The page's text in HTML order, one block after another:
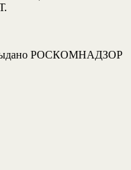
РОСКОМНАДЗОР